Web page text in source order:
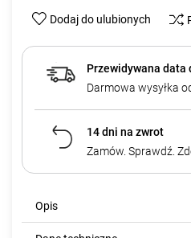
Dodaj do ulubionych
Przewidywana data
Darmowa wysyłka
14 dni na zwrot
Zamów. Sprawdź.
Opis